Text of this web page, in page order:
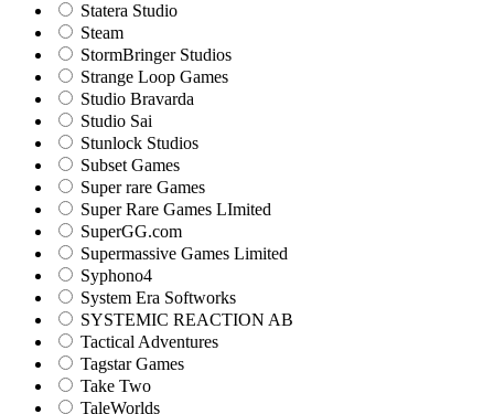
Statera Studio
Steam
StormBringer Studios
Strange Loop Games
Studio Bravarda
Studio Sai
Stunlock Studios
Subset Games
Super rare Games
Super Rare Games LImited
SuperGG.com
Supermassive Games Limited
Syphono4
System Era Softworks
SYSTEMIC REACTION AB
Tactical Adventures
Tagstar Games
Take Two
TaleWorlds